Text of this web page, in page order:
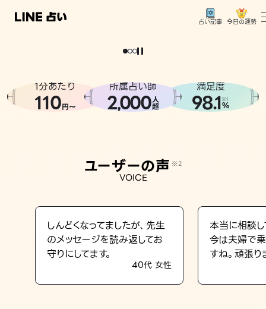
占い記事 今日の運勢
相談事例
LINE占いを開く
どうせなら
。
1分あたり
110円〜
所属占い師
2,000人
超
満足度
98.1※1
%
ユーザーの声 ※2
VOICE
しんどくなってましたが、先生
のメッセージを読み返してお
守りにしてます。
40代 女性
本当に相談し
今は夫婦で
すね。頑張り